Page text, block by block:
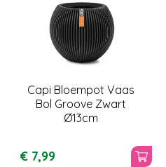
Capi Bloempot Vaas
Bol Groove Zwart
Ø13cm
€ 7,99